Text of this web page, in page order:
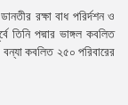
রক্ষা বাধ পরির্দশন ও
পদ্মার ভাঙ্গল কবলিত
কবলিত ২৫০ পরিবারের